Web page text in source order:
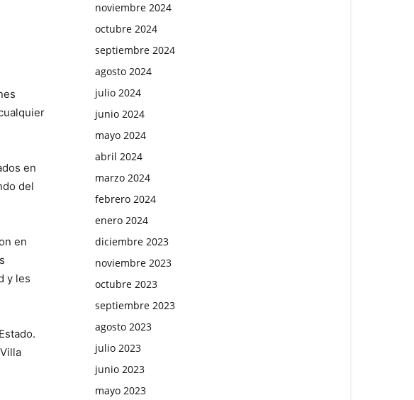
en
del
en
y les
noviembre 2024
octubre 2024
septiembre 2024
agosto 2024
julio 2024
junio 2024
mayo 2024
abril 2024
marzo 2024
febrero 2024
enero 2024
diciembre 2023
noviembre 2023
octubre 2023
septiembre 2023
agosto 2023
julio 2023
junio 2023
mayo 2023